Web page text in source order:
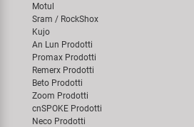
Motul
Sram / RockShox
Kujo
An Lun Prodotti
Promax Prodotti
Remerx Prodotti
Beto Prodotti
Zoom Prodotti
cnSPOKE Prodotti
Neco Prodotti